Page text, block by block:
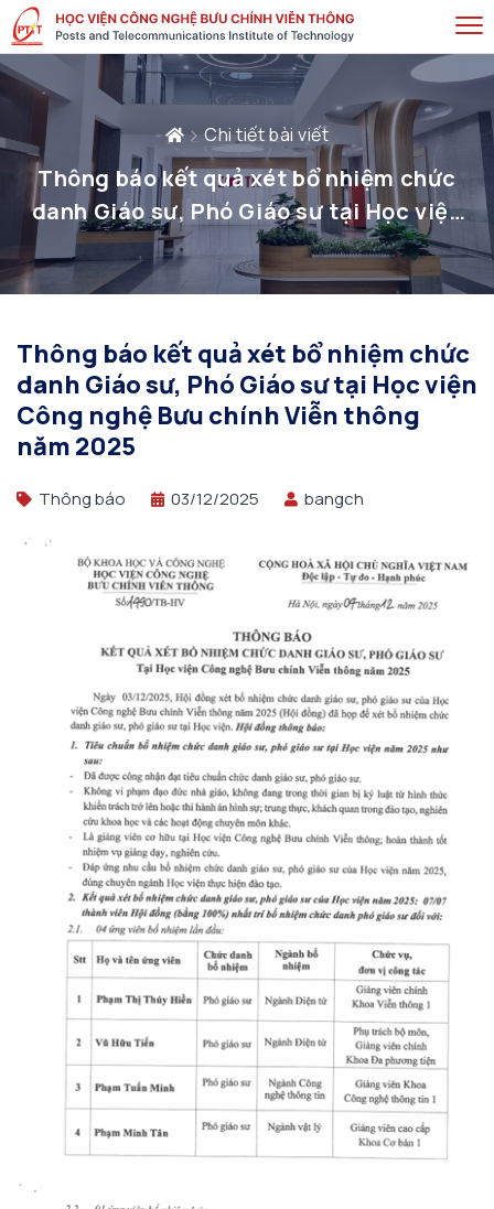
Chi tiết bài viết
Thông báo kết quả xét bổ nhiệm chức
danh Giáo sư, Phó Giáo sư tại Học viện
Công nghệ Bưu chính Viễn thông năm
2025
Thông báo kết quả xét bổ nhiệm chức
danh Giáo sư, Phó Giáo sư tại Học viện
Công nghệ Bưu chính Viễn thông
năm 2025
Thông báo 03/12/2025 bangch